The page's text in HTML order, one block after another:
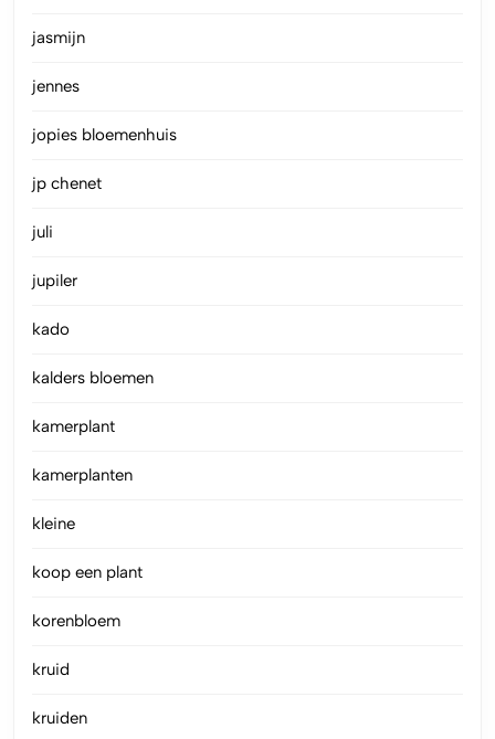
jasmijn
jennes
jopies bloemenhuis
jp chenet
juli
jupiler
kado
kalders bloemen
kamerplant
kamerplanten
kleine
koop een plant
korenbloem
kruid
kruiden